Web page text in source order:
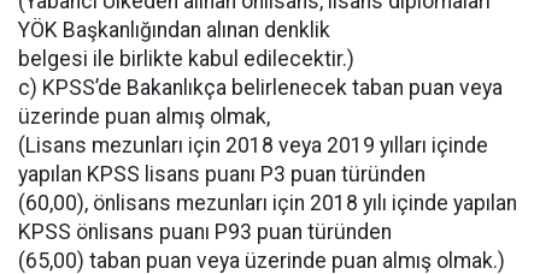
YÖK Başkanlığından alınan denklik
belgesi ile birlikte kabul edilecektir.)
c) KPSS’de Bakanlıkça belirlenecek taban puan veya
üzerinde puan almış olmak,
(Lisans mezunları için 2018 veya 2019 yılları içinde
yapılan KPSS lisans puanı P3 puan türünden
(60,00), önlisans mezunları için 2018 yılı içinde yapılan
KPSS önlisans puanı P93 puan türünden
(65,00) taban puan veya üzerinde puan almış olmak.)